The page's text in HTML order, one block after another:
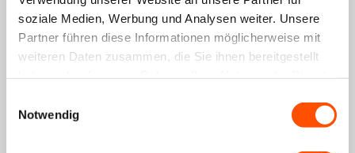
soziale Medien, Werbung und Analysen weiter. Unsere
Partner führen diese Informationen möglicherweise mit
weiteren Daten zusammen, die Sie ihnen bereitgestellt
Notwendig